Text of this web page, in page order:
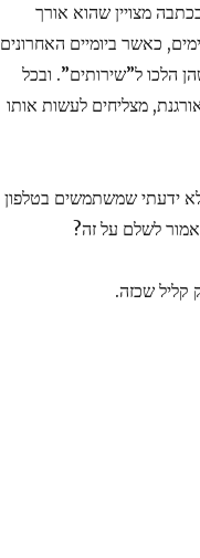
מצויין שהוא אורך
כאשר ביומיים האחרונים
הלכו ל”שירותים”. ובכל
מצליחים לעשות אותו
לא ידעתי שמשתמשים בטלפון
לשלם על זה?
קליל שכזה.